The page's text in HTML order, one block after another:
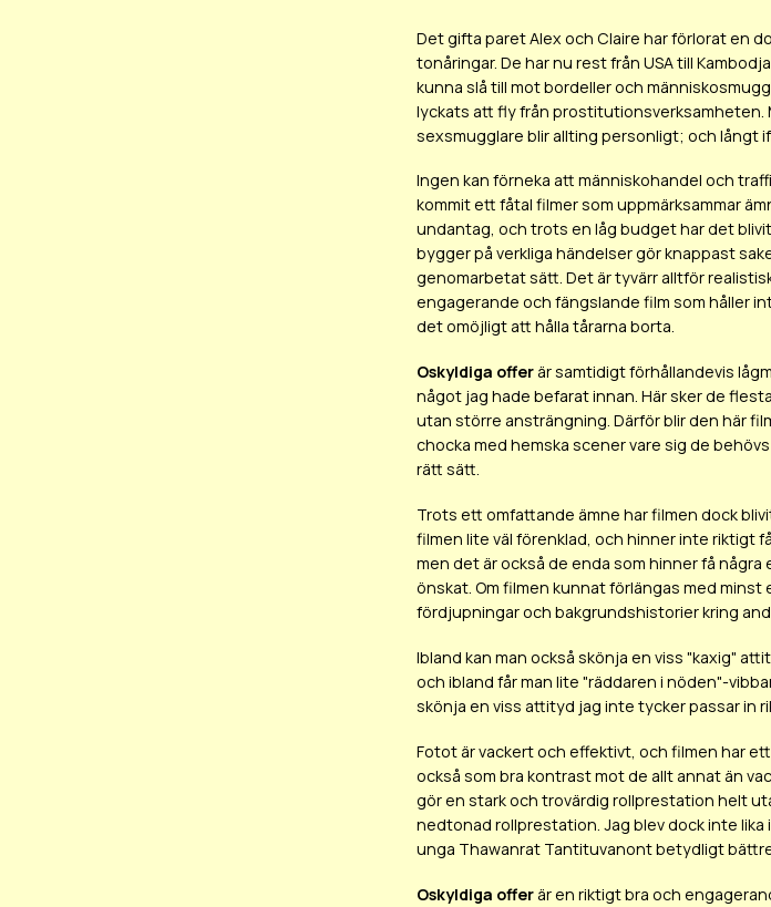
Det gifta paret Alex och Claire har förlorat en
tonåringar. De har nu rest från USA till
kunna slå till mot bordeller och
lyckats att fly från prostitutionsverksamheten.
sexsmugglare blir allting personligt; och långt
Ingen kan förneka att människohandel och
kommit ett fåtal filmer som uppmärksammar
undantag, och trots en låg budget har det
bygger på verkliga händelser gör knappast
genomarbetat sätt. Det är tyvärr alltför
engagerande och fängslande film som håller
det omöjligt att hålla tårarna borta.
Oskyldiga offer är samtidigt förhållandevis
något jag hade befarat innan. Här sker de
utan större ansträngning. Därför blir den här
chocka med hemska scener vare sig de
rätt sätt.
Trots ett omfattande ämne har filmen dock
filmen lite väl förenklad, och hinner inte riktigt
men det är också de enda som hinner få
önskat. Om filmen kunnat förlängas med
fördjupningar och bakgrundshistorier kring
Ibland kan man också skönja en viss "kaxig"
och ibland får man lite "räddaren i nöden"-
skönja en viss attityd jag inte tycker passar in
Fotot är vackert och effektivt, och filmen har
också som bra kontrast mot de allt annat än
gör en stark och trovärdig rollprestation helt
nedtonad rollprestation. Jag blev dock inte lika
unga Thawanrat Tantituvanont betydligt
Oskyldiga offer är en riktigt bra och